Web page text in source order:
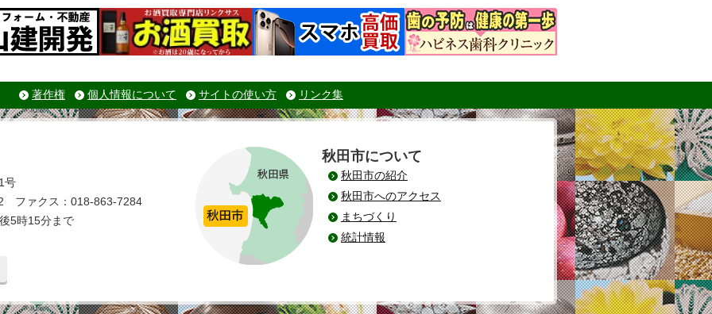
著作権 個人情報について サイトの使い方 リンク集
号
ファクス：018-863-7284
5時15分まで
秋田市について
秋田市の紹介
秋田市へのアクセス
まちづくり
統計情報